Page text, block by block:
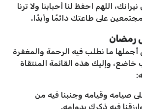
اللهم احفظ لنا أحبابنا ولا ترنا
على طاعتك دائمًا وأبدًا.
رمضان
أجملها ما نطلب فيه الرحمة والمغفرة
خاضع، وإليك هذه القائمة المنتقاة
على صيامه وقيامه وجنبنا فيه من
فيه ذكرك بدوامه.